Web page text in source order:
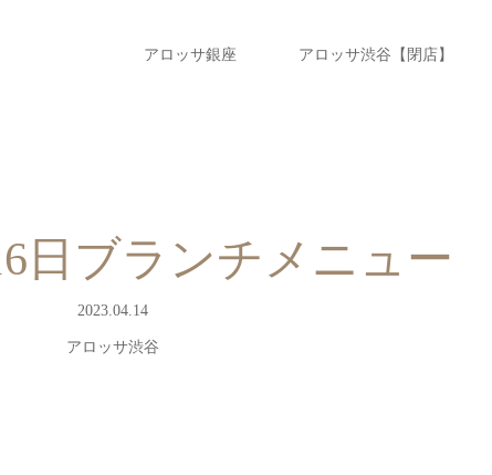
アロッサ銀座 アロッサ渋谷【閉店】
日ブランチメニュー
2023.04.14
アロッサ渋谷